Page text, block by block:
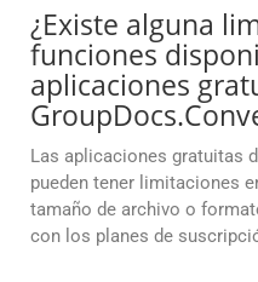
¿Existe alguna
funciones
aplicaciones
Las aplicaciones gratuitas
pueden tener limitaciones
tamaño de archivo o
con los planes de